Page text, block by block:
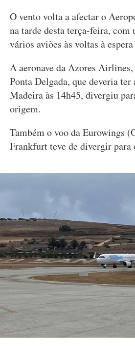
O vento volta a afectar o
na tarde desta terça-feira,
vários aviões às voltas à
A aeronave da Azores
Ponta Delgada, que deveria ter
Madeira às 14h45, divergiu
origem.
Também o voo da Eurowings
Frankfurt teve de divergir para